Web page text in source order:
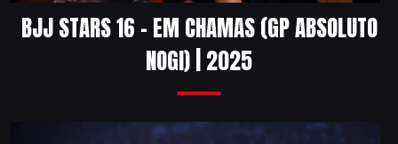
BJJ STARS 16 – EM CHAMAS (GP ABSOLUTO
NOGI) | 2025